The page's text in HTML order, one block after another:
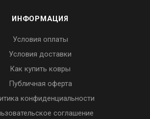
ИНФОРМАЦИЯ
Условия оплаты
Условия доставки
Как купить ковры
Публичная оферта
конфиденциальности
соглашение